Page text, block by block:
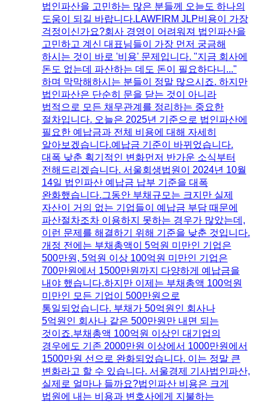
법인파산을 고민하는 많은 분들께 오늗도 하나의
도움이 되길 바랍니다.LAWFIRM JLP비용이 가장
걱정이신가요?회사 경영이 어려워져 법인파산을
고민하고 계신 대표님들이 가장 먼저 궁금해
하시는 것이 바로 '비용' 문제입니다. ​"지금 회사에
돈도 없는데 파산하는 데도 돈이 필요하다니..."
하며 막막해하시는 분들이 정말 많으시죠. ​하지만
법인파산은 단순히 문을 닫는 것이 아니라
법적으로 모든 채무관계를 정리하는 중요한
절차입니다. ​오늘은 2025년 기준으로 법인파산에
필요한 예납금과 전체 비용에 대해 자세히
알아보겠습니다.예납금 기준이 바뀌었습니다.
대폭 낮춘 획기적인 변화먼저 반가운 소식부터
전해드리겠습니다. 서울회생법원이 2024년 10월
14일 법인파산 예납금 납부 기준을 대폭
완화했습니다.​그동안 부채규모는 크지만 실제
자산이 거의 없는 기업들이 예납금 부담 때문에
파산절차조차 이용하지 못하는 경우가 많았는데,
이런 문제를 해결하기 위해 기준을 낮춘 것입니다.​
개정 전에는 부채총액이 5억원 미만인 기업은
500만원, 5억원 이상 100억원 미만인 기업은
700만원에서 1500만원까지 다양하게 예납금을
내야 했습니다.​하지만 이제는 부채총액 100억원
미만인 모든 기업이 500만원으로
통일되었습니다. 부채가 50억원인 회사나
5억원인 회사나 같은 500만원만 내면 되는
것이죠.​부채총액 100억원 이상인 대기업의
경우에도 기존 2000만원 이상에서 1000만원에서
1500만원 선으로 완화되었습니다. 이는 정말 큰
변화라고 할 수 있습니다.​ 서울경제 기사​법인파산,
실제로 얼마나 들까요?법인파산 비용은 크게
법원에 내는 비용과 변호사에게 지불하는